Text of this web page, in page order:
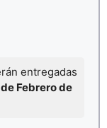
entregadas
Febrero de